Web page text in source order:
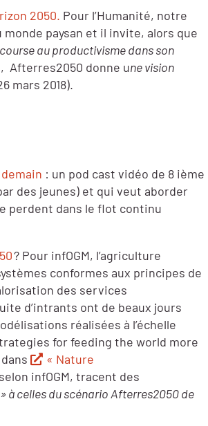
2050. Pour l’Humanité, notre
paysan et il invite, alors que
au productivisme dans son
Afterres2050 donne une vision
mars 2018).
: un pod cast vidéo de 8 ième
des jeunes) et qui veut aborder
perdent dans le flot continu
? Pour infOGM, l’agriculture
conformes aux principes de
des services
d’intrants ont de beaux jours
réalisées à l’échelle
for feeding the world more
« Nature
infOGM, tracent des
à celles du scénario Afterres2050 de